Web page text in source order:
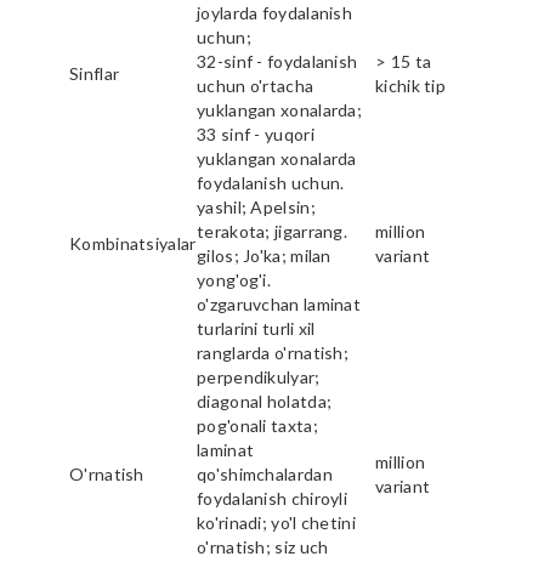
Sinflar
joylarda foydalanish
uchun;
32-sinf - foydalanish
uchun o'rtacha
yuklangan xonalarda;
33 sinf - yuqori
yuklangan xonalarda
foydalanish uchun.
> 15 ta
kichik tip
Kombinatsiyalar
yashil; Apelsin;
terakota; jigarrang.
gilos; Jo'ka; milan
yong'og'i.
million
variant
O'rnatish
o'zgaruvchan laminat
turlarini turli xil
ranglarda o'rnatish;
perpendikulyar;
diagonal holatda;
pog'onali taxta;
laminat
qo'shimchalardan
foydalanish chiroyli
ko'rinadi; yo'l chetini
o'rnatish; siz uch
million
variant